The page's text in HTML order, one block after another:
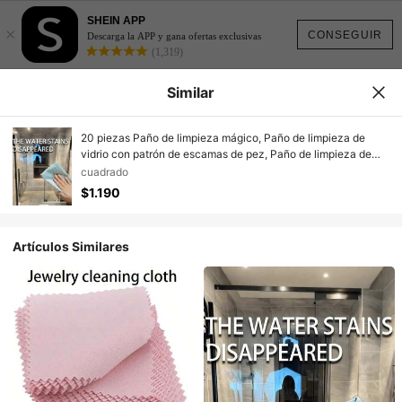
CONSEGUIR
×
SHEIN APP
Descarga la APP y gana ofertas exclusivas
(1,319)
Similar
20 piezas Paño de limpieza mágico, Paño de limpieza de
vidrio con patrón de escamas de pez, Paño de limpieza de
vidrio sin rayas, Altamente absorbente y sin pelusa,
Adecuado para cocina, coche, baño y limpieza multiusos,
Suministros de limpieza del hogar esenciales (Opcional
cuadrado
$1.190
Artículos Similares